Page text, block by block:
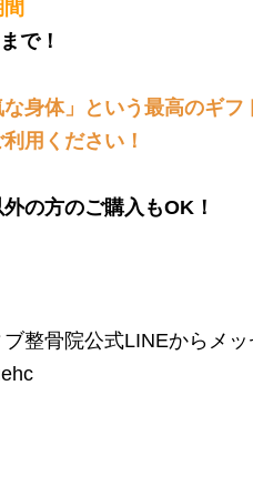
で！
身体」という最高のギフ
用ください！
の方のご購入もOK！
整骨院公式LINEからメッ